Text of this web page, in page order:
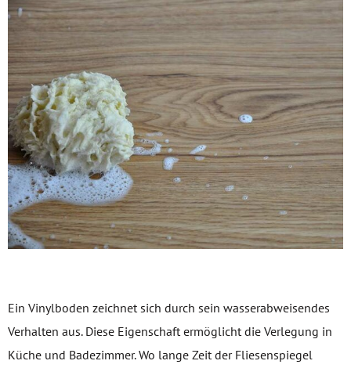
Ein Vinylboden zeichnet sich durch sein wasserabweisendes
Verhalten aus. Diese Eigenschaft ermöglicht die Verlegung in
Küche und Badezimmer. Wo lange Zeit der Fliesenspiegel